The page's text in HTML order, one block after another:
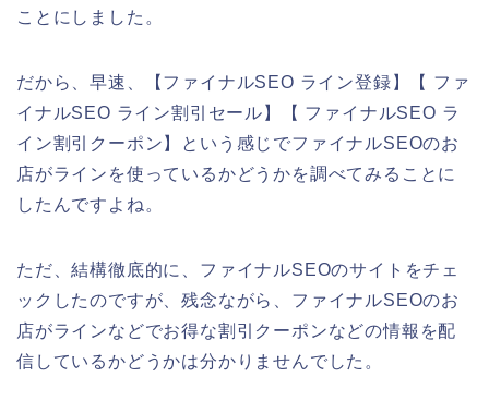
ことにしました。
だから、早速、【ファイナルSEO ライン登録】【 ファ
イナルSEO ライン割引セール】【 ファイナルSEO ラ
イン割引クーポン】という感じでファイナルSEOのお
店がラインを使っているかどうかを調べてみることに
したんですよね。
ただ、結構徹底的に、ファイナルSEOのサイトをチェ
ックしたのですが、残念ながら、ファイナルSEOのお
店がラインなどでお得な割引クーポンなどの情報を配
信しているかどうかは分かりませんでした。